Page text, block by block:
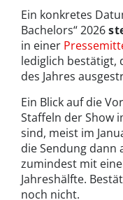
Ein konkretes
Bachelors“ 2026
in einer
lediglich bestätigt,
des Jahres
Ein Blick auf die
Staffeln der Show
sind, meist im
die Sendung dann
zumindest mit
Jahreshälfte.
noch nicht.